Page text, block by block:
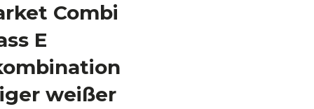
Combi
E
weißer